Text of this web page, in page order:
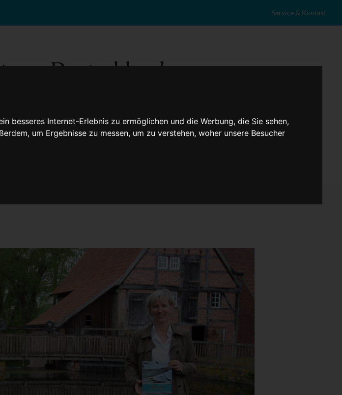
besseres Internet-Erlebnis zu ermöglichen und die Werbung, die Sie sehen,
um Ergebnisse zu messen, um zu verstehen, woher unsere Besucher
Service & Kontakt